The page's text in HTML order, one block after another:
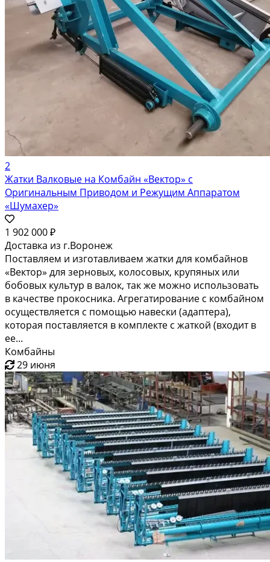
2
Жатки Валковые на Комбайн «Вектор» с
Оригинальным Приводом и Режущим Аппаратом
«Шумахер»
1 902 000 ₽
Доставка из г.Воронеж
Поставляем и изготавливаем жатки для комбайнов
«Вектор» для зерновых, колосовых, крупяных или
бобовых культур в валок, так же можно использовать
в качестве прокосника. Агрегатирование с комбайном
осуществляется с помощью навески (адаптера),
которая поставляется в комплекте с жаткой (входит в
ее...
Комбайны
29 июня